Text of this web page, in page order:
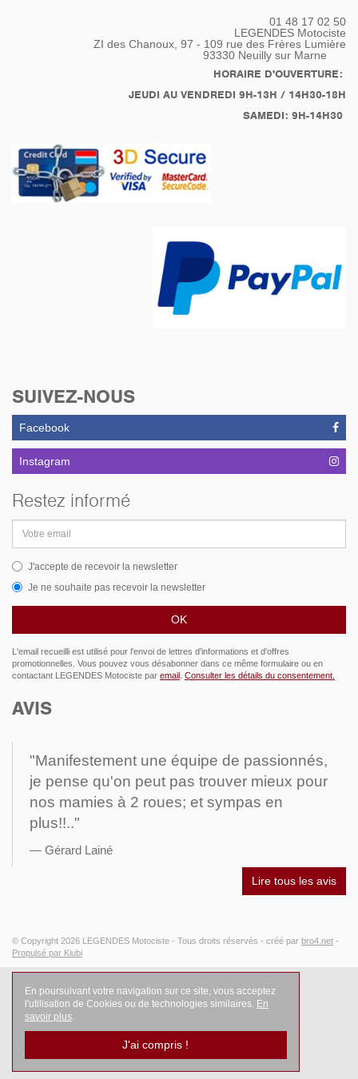
01 48 17 02 50
LEGENDES Motociste
ZI des Chanoux, 97 - 109 rue des Frères Lumière
93330 Neuilly sur Marne
HORAIRE D'OUVERTURE:
JEUDI AU VENDREDI 9H-13H / 14H30-18H
SAMEDI: 9H-14H30
SUIVEZ-NOUS
Facebook
Instagram
Restez informé
email
J'accepte de recevoir la newsletter
Je ne souhaite pas recevoir la newsletter
L'email recueilli est utilisé pour l'envoi de lettres d'informations et d'offres
promotionnelles. Vous pouvez vous désabonner dans ce même formulaire ou en
contactant LEGENDES Motociste par email Consulter les détails du consentement.
AVIS
"Manifestement une équipe de passionnés,
je pense qu'on peut pas trouver mieux pour
nos mamies à 2 roues; et sympas en
plus!!.."
Gérard Lainé
Lire tous les avis
© Copyright 2026 LEGENDES Motociste - Tous droits réservés - créé par bro4.net -
Propulsé par Kiubi
En poursuivant votre navigation sur ce site, vous acceptez
l'utilisation de Cookies ou de technologies similaires. En
savoir plus
J'ai compris !